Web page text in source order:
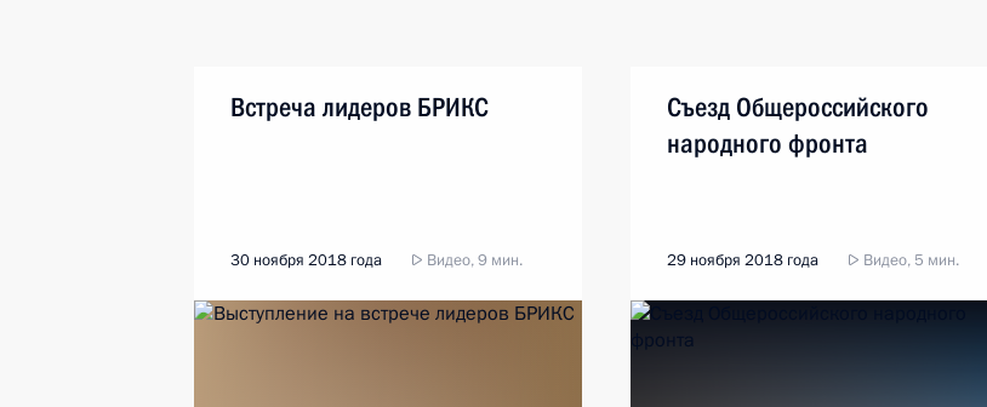
Встреча лидеров БРИКС
30 ноября 2018 года Видео, 9 мин.
Съезд Общероссийского
народного фронта
29 ноября 2018 года Видео, 5 мин.